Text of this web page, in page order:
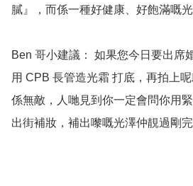
膩』，而係一種好健康、好飽滿嘅光
Ben 哥小建議： 如果您今日要出席
用 CPB 長管造光霜 打底，再拍上
係無敵，人哋見到你一定會問你用
出街補妝，補出嚟嘅光澤仲靚過剛完